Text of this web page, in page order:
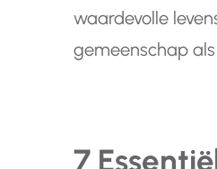
waardevolle
gemeenschap
7